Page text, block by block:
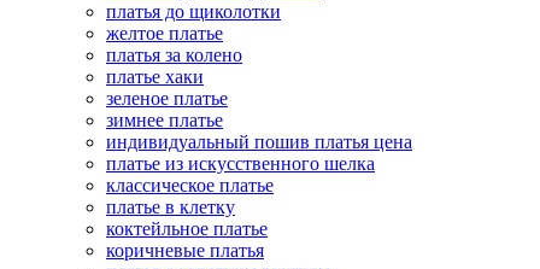
платья до щиколотки
желтое платье
платья за колено
платье хаки
зеленое платье
зимнее платье
индивидуальный пошив платья цена
платье из искусственного шелка
классическое платье
платье в клетку
коктейльное платье
коричневые платья